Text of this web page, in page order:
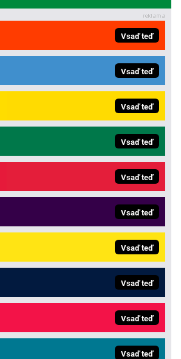
Vsaď teď
Vsaď teď
Vsaď teď
Vsaď teď
Vsaď teď
Vsaď teď
Vsaď teď
Vsaď teď
Vsaď teď
Vsaď teď